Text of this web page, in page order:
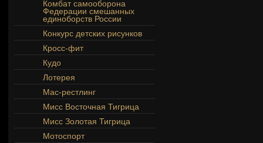
Комбат самооборона
Федерации смешанных
единоборств России
Конкурс детских рисунков
Кросс-фит
Кудо
Лотерея
Мас-рестлинг
Мисс Восточная Тигрица
Мисс Золотая Тигрица
Мотоспорт